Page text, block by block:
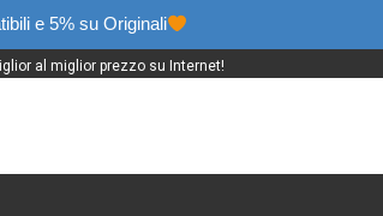
e 5% su Originali
al miglior prezzo su Internet!